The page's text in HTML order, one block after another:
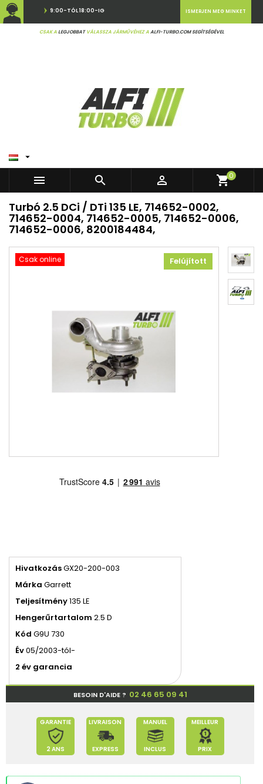
9:00-TÓL 18:00-IG
CSAK ALEGJOBBATVÁLASSZA JÁRMŰVÉHEZ AALFI-TURBO.COM SEGÍTSÉGÉVEL
ISMERJEN MEG MINKET

   shopping_cart0
Turbó 2.5 DCi / DTi 135 LE, 714652-0002,
714652-0004, 714652-0005, 714652-0006,
714652-0006, 8200184484,
Csak online Felújított
HivatkozásGX20-200-003
Márka Garrett
Teljesítmény135 LE
Hengerűrtartalom 2.5 D
Kód G9U 730
Év05/2003-tól-
2 év garancia
BESOIN D'AIDE ? 02 46 65 09 41
GARANTIE
2 ANS
LIVRAISON
EXPRESS
MANUEL
INCLUS
MEILLEUR
PRIX